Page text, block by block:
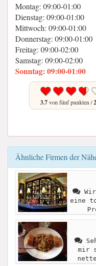
Montag: 09:00-01:00
Dienstag: 09:00-01:00
Mittwoch: 09:00-01:00
Donnerstag: 09:00-01:00
Freitag: 09:00-02:00
Samstag: 09:00-02:00
Sonntag: 09:00-01:00
3.7von fünf punkten /
Ähnliche Firmen der
Wir
eine
mir